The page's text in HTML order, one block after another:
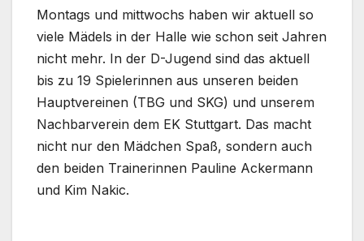
Montags und mittwochs haben wir aktuell so
viele Mädels in der Halle wie schon seit Jahren
nicht mehr. In der D-Jugend sind das aktuell
bis zu 19 Spielerinnen aus unseren beiden
Hauptvereinen (TBG und SKG) und unserem
Nachbarverein dem EK Stuttgart. Das macht
nicht nur den Mädchen Spaß, sondern auch
den beiden Trainerinnen Pauline Ackermann
und Kim Nakic.